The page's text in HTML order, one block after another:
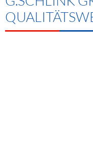
Neuigkeiten
Termine
Spirituosen